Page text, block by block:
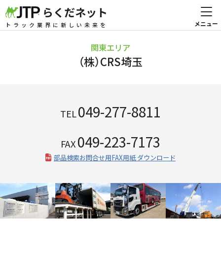
らくだネット
トラック業界に新しい未来を
関東エリア
（株）CRS埼玉
TEL049-277-8811
FAX049-223-7173
部品検索お問合せ用FAX用紙 ダウンロード